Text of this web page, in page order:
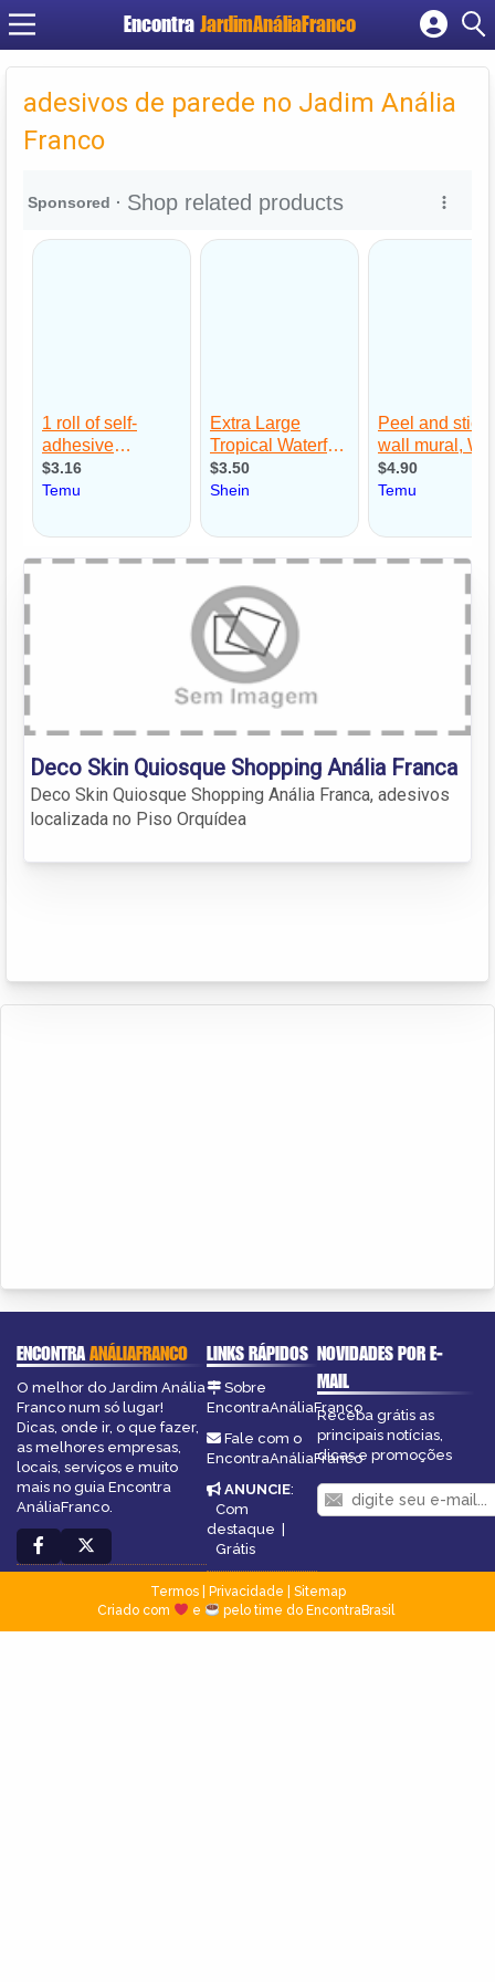
Encontra JardimAnáliaFranco
Cadastrar empresa
Criar conta
adesivos de parede no Jadim Anália
Franco
Deco Skin Quiosque Shopping Anália Franca
Deco Skin Quiosque Shopping Anália Franca, adesivos
localizada no Piso Orquídea
ENCONTRAANÁLIAFRANCO
O melhor do Jardim Anália
Franco num só lugar!
Dicas, onde ir, o que fazer,
as melhores empresas,
locais, serviços e muito
mais no guia Encontra
AnáliaFranco.
LINKS RÁPIDOS
Sobre
EncontraAnáliaFranco
Fale com o
EncontraAnáliaFranco
ANUNCIE:
Com
destaque |
Grátis
NOVIDADES POR E-
MAIL
Receba grátis as
principais notícias,
dicas e promoções
Termos| Privacidade
Sitemap
Criado com
e pelo time do EncontraBrasil